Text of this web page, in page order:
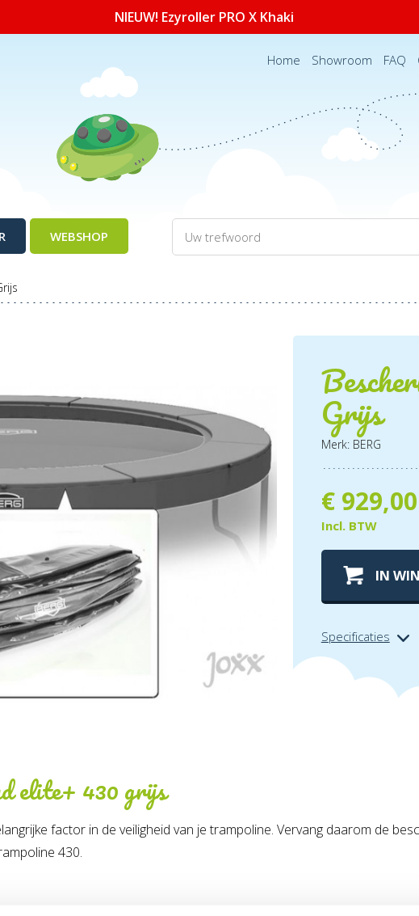
NIEUW! Ezyroller PRO X Khaki
Home Showroom FAQ
WEBSHOP
Grijs
Merk: BERG
€ 929,00
Incl. BTW
IN
Specificaties
elite+ 430 grijs
factor in de veiligheid van je trampoline. Vervang daarom de
430.